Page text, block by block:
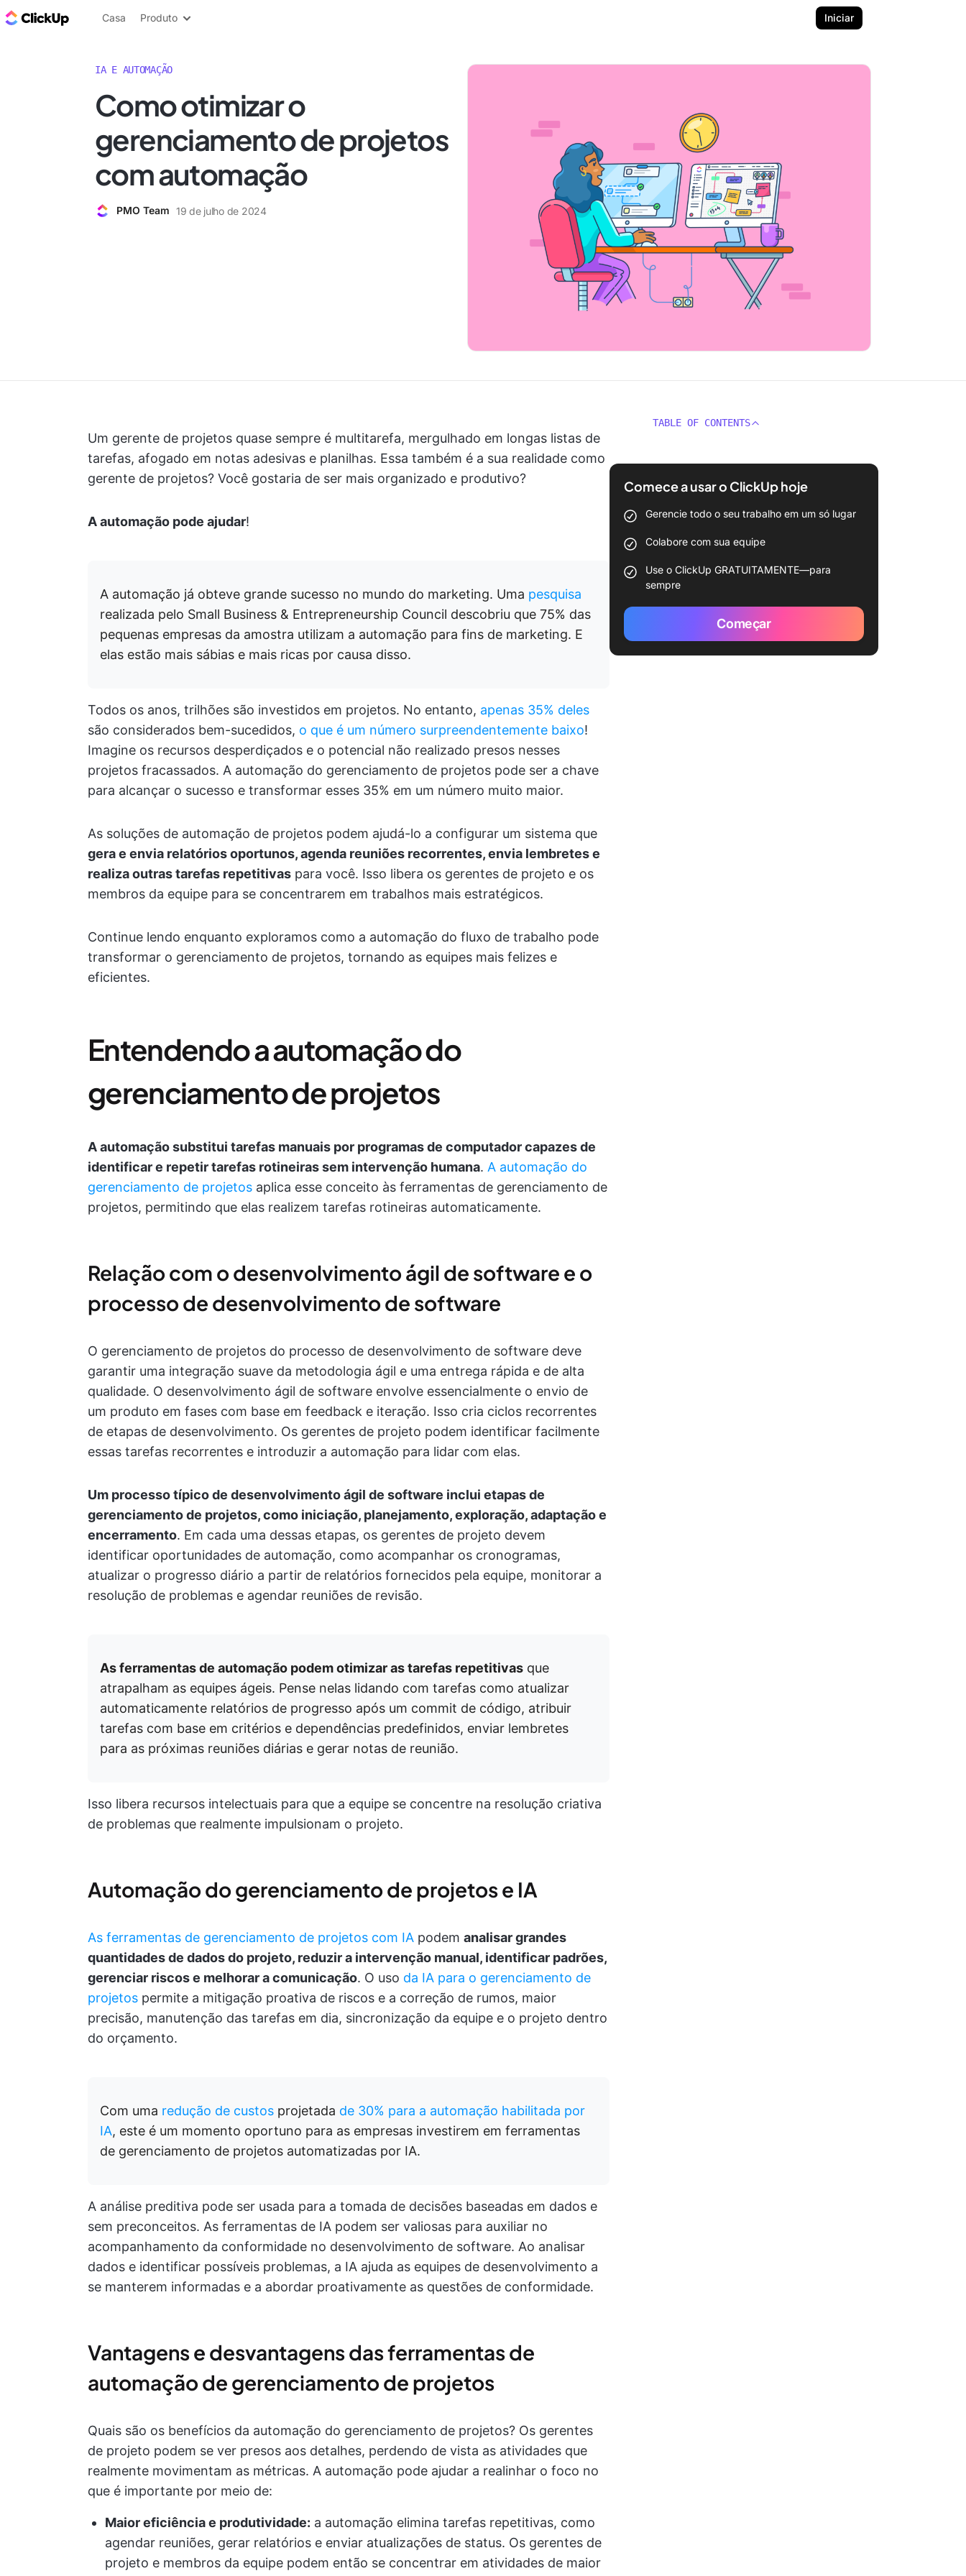
ClickUp Blogue
Casa Produto Iniciar
IA E AUTOMAÇÃO
Como otimizar o
gerenciamento de projetos
com automação
PMO Team 19 de julho de 2024
Um gerente de projetos quase sempre é multitarefa, mergulhado em longas listas de
tarefas, afogado em notas adesivas e planilhas. Essa também é a sua realidade como
gerente de projetos? Você gostaria de ser mais organizado e produtivo?
A automação pode ajudar!
A automação já obteve grande sucesso no mundo do marketing. Uma pesquisa
realizada pelo Small Business & Entrepreneurship Council descobriu que 75% das
pequenas empresas da amostra utilizam a automação para fins de marketing. E
elas estão mais sábias e mais ricas por causa disso.
Todos os anos, trilhões são investidos em projetos. No entanto, apenas 35% deles
são considerados bem-sucedidos, o que é um número surpreendentemente baixo!
Imagine os recursos desperdiçados e o potencial não realizado presos nesses
projetos fracassados. A automação do gerenciamento de projetos pode ser a chave
para alcançar o sucesso e transformar esses 35% em um número muito maior.
As soluções de automação de projetos podem ajudá-lo a configurar um sistema que
gera e envia relatórios oportunos, agenda reuniões recorrentes, envia lembretes e
realiza outras tarefas repetitivas para você. Isso libera os gerentes de projeto e os
membros da equipe para se concentrarem em trabalhos mais estratégicos.
Continue lendo enquanto exploramos como a automação do fluxo de trabalho pode
transformar o gerenciamento de projetos, tornando as equipes mais felizes e
eficientes.
Entendendo a automação do
gerenciamento de projetos
A automação substitui tarefas manuais por programas de computador capazes de
identificar e repetir tarefas rotineiras sem intervenção humana. A automação do
gerenciamento de projetos aplica esse conceito às ferramentas de gerenciamento de
projetos, permitindo que elas realizem tarefas rotineiras automaticamente.
Relação com o desenvolvimento ágil de software e o
processo de desenvolvimento de software
O gerenciamento de projetos do processo de desenvolvimento de software deve
garantir uma integração suave da metodologia ágil e uma entrega rápida e de alta
qualidade. O desenvolvimento ágil de software envolve essencialmente o envio de
um produto em fases com base em feedback e iteração. Isso cria ciclos recorrentes
de etapas de desenvolvimento. Os gerentes de projeto podem identificar facilmente
essas tarefas recorrentes e introduzir a automação para lidar com elas.
Um processo típico de desenvolvimento ágil de software inclui etapas de
gerenciamento de projetos, como iniciação, planejamento, exploração, adaptação e
encerramento. Em cada uma dessas etapas, os gerentes de projeto devem
identificar oportunidades de automação, como acompanhar os cronogramas,
atualizar o progresso diário a partir de relatórios fornecidos pela equipe, monitorar a
resolução de problemas e agendar reuniões de revisão.
As ferramentas de automação podem otimizar as tarefas repetitivas que
atrapalham as equipes ágeis. Pense nelas lidando com tarefas como atualizar
automaticamente relatórios de progresso após um commit de código, atribuir
tarefas com base em critérios e dependências predefinidos, enviar lembretes
para as próximas reuniões diárias e gerar notas de reunião.
Isso libera recursos intelectuais para que a equipe se concentre na resolução criativa
de problemas que realmente impulsionam o projeto.
Automação do gerenciamento de projetos e IA
As ferramentas de gerenciamento de projetos com IA podem analisar grandes
quantidades de dados do projeto, reduzir a intervenção manual, identificar padrões,
gerenciar riscos e melhorar a comunicação. O uso da IA para o gerenciamento de
projetos permite a mitigação proativa de riscos e a correção de rumos, maior
precisão, manutenção das tarefas em dia, sincronização da equipe e o projeto dentro
do orçamento.
Com uma redução de custos projetada de 30% para a automação habilitada por
IA, este é um momento oportuno para as empresas investirem em ferramentas
de gerenciamento de projetos automatizadas por IA.
A análise preditiva pode ser usada para a tomada de decisões baseadas em dados e
sem preconceitos. As ferramentas de IA podem ser valiosas para auxiliar no
acompanhamento da conformidade no desenvolvimento de software. Ao analisar
dados e identificar possíveis problemas, a IA ajuda as equipes de desenvolvimento a
se manterem informadas e a abordar proativamente as questões de conformidade.
Vantagens e desvantagens das ferramentas de
automação de gerenciamento de projetos
Quais são os benefícios da automação do gerenciamento de projetos? Os gerentes
de projeto podem se ver presos aos detalhes, perdendo de vista as atividades que
realmente movimentam as métricas. A automação pode ajudar a realinhar o foco no
que é importante por meio de:
Maior eficiência e produtividade: a automação elimina tarefas repetitivas, como
agendar reuniões, gerar relatórios e enviar atualizações de status. Os gerentes de
projeto e membros da equipe podem então se concentrar em atividades de maior
TABLE OF CONTENTS
Comece a usar o ClickUp hoje
Gerencie todo o seu trabalho em um só lugar
Colabore com sua equipe
Use o ClickUp GRATUITAMENTE—para
sempre
Começar